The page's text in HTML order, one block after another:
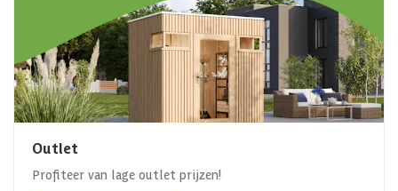
Outlet
Profiteer van lage outlet prijzen!